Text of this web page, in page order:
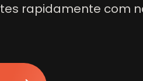
rapidamente com